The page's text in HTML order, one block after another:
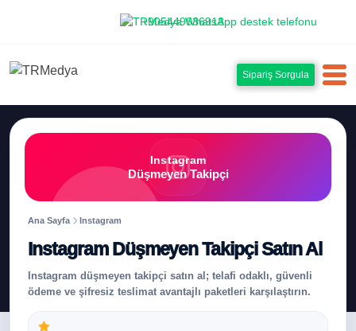
+905449636913
Sipariş Sorgula
Instagram
Düşmeyen Takipçi
Ana Sayfa Instagram
Instagram Düşmeyen Takipçi Satın Al
Instagram düşmeyen takipçi satın al; telafi odaklı, güvenli
ödeme ve şifresiz teslimat avantajlı paketleri karşılaştırın.